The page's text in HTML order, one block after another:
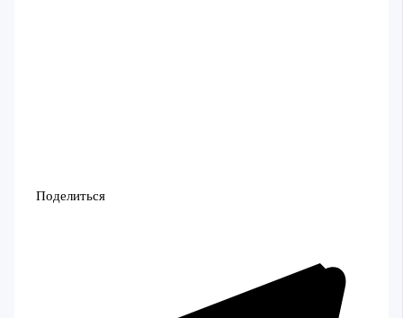
Поделиться